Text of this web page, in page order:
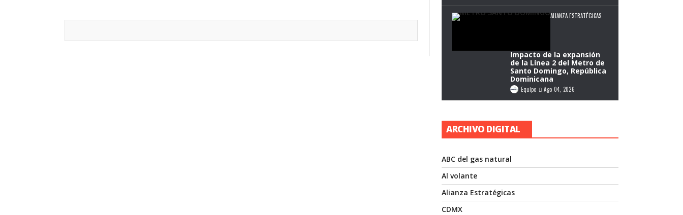
ALIANZA ESTRATÉGICAS
Impacto de la expansión
de la Línea 2 del Metro de
Santo Domingo, República
Dominicana
Equipo Ago 04, 2026
ARCHIVO DIGITAL
ABC del gas natural
Al volante
Alianza Estratégicas
CDMX